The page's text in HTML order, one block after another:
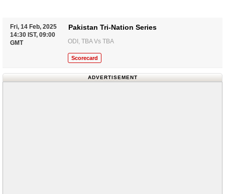
Fri, 14 Feb, 2025
14:30 IST, 09:00
GMT
Pakistan Tri-Nation Series
ODI, TBA Vs TBA
Scorecard
ADVERTISEMENT